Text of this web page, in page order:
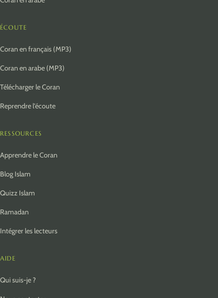
ÉCOUTE
Coran en français (MP3)
Coran en arabe (MP3)
Télécharger le Coran
Reprendre l'écoute
RESSOURCES
Apprendre le Coran
Blog Islam
Quizz Islam
Ramadan
Intégrer les lecteurs
AIDE
Qui suis-je ?